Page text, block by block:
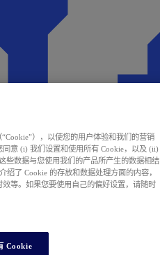
），以使您的用户体验和我们的营销
同意 (i) 我们设置和使用所有 Cookie，以及 (ii)
些数据与您使用我们的产品所产生的数据相结
绍了 Cookie 的存放和数据处理方面的内容，
等。如果您要使用自己的偏好设置，请随时
Cookie